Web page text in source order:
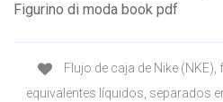
Figurino di moda book pdf
Flujo de caja de Nike
equivalentes líquidos, separados